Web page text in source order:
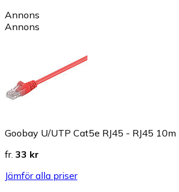
Annons
Annons
Goobay U/UTP Cat5e RJ45 - RJ45 10m
fr. 33 kr
Jämför alla priser